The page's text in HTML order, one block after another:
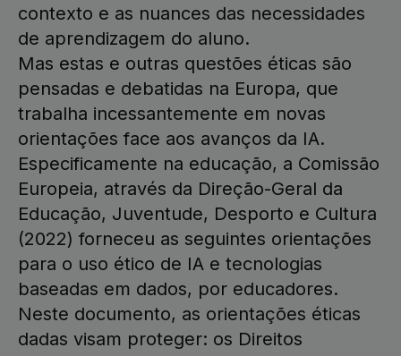
contexto e as nuances das necessidades
de aprendizagem do aluno.
Mas estas e outras questões éticas são
pensadas e debatidas na Europa, que
trabalha incessantemente em novas
orientações face aos avanços da IA.
Especificamente na educação, a Comissão
Europeia, através da Direção-Geral da
Educação, Juventude, Desporto e Cultura
(2022) forneceu as seguintes orientações
para o uso ético de IA e tecnologias
baseadas em dados, por educadores.
Neste documento, as orientações éticas
dadas visam proteger: os Direitos